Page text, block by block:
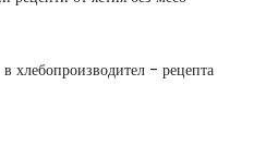
хлебопроизводител - рецепта